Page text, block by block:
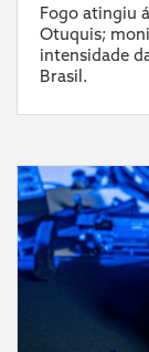
Fogo atingiu
Otuquis;
intensidade
Brasil.